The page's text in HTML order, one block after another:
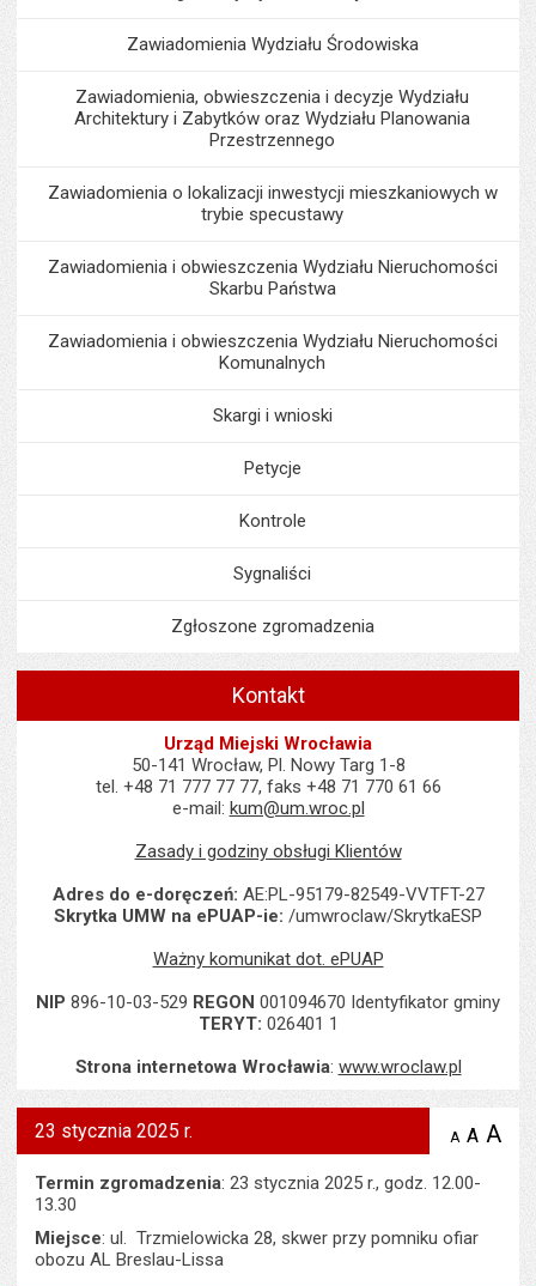
Zawiadomienia Wydziału Środowiska
Zawiadomienia, obwieszczenia i decyzje Wydziału
Architektury i Zabytków oraz Wydziału Planowania
Przestrzennego
Zawiadomienia o lokalizacji inwestycji mieszkaniowych w
trybie specustawy
Zawiadomienia i obwieszczenia Wydziału Nieruchomości
Skarbu Państwa
Zawiadomienia i obwieszczenia Wydziału Nieruchomości
Komunalnych
Skargi i wnioski
Petycje
Kontrole
Sygnaliści
Zgłoszone zgromadzenia
Kontakt
Urząd Miejski Wrocławia
50-141 Wrocław, Pl. Nowy Targ 1-8
tel. +48 71 777 77 77, faks +48 71 770 61 66
e-mail: kum@um.wroc.pl
Zasady i godziny obsługi Klientów
Adres do e-doręczeń: AE:PL-95179-82549-VVTFT-27
Skrytka UMW na ePUAP-ie: /umwroclaw/SkrytkaESP
Ważny komunikat dot. ePUAP
NIP 896-10-03-529 REGON 001094670 Identyfikator gminy
TERYT: 026401 1
Strona internetowa Wrocławia: www.wroclaw.pl
23 stycznia 2025 r. A zmniejsz
A A
Termin zgromadzenia: 23 stycznia 2025 r., godz. 12.00-
13.30
Miejsce: ul. Trzmielowicka 28, skwer przy pomniku ofiar
obozu AL Breslau-Lissa